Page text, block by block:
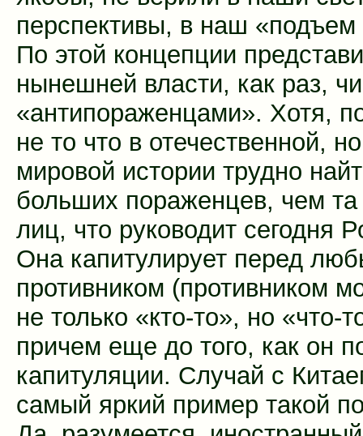
перспективы, в наш «подъем
По этой концепции
нынешней власти, как раз,
«антипораженцами». Хотя,
не то что в отечественной,
мировой истории трудно
больших пораженцев, чем та
лиц, что руководит сегодня
Она капитулирует перед
противником (противником
не только «кто-то», но «что-
причем еще до того, как он
капитуляции. Случай с
самый яркий пример такой